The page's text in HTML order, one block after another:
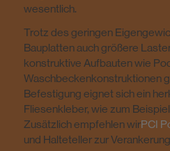
wesentlich.
Trotz des geringen
Bauplatten auch größere
konstruktive Aufbauten wie
Waschbeckenkonstruktionen
Befestigung eignet sich ein
Fliesenkleber, wie zum Beispiel
Zusätzlich empfehlen wirPCI
und Halteteller zur